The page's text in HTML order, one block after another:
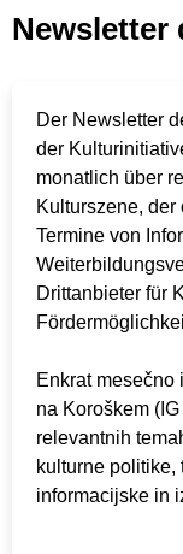
Newsletter
Der Newsletter
der
monatlich über
Kulturszene,
Termine von
Drittanbieter für
Enkrat
na Koroškem
relevantnih
kulturne politike,
informacijske in